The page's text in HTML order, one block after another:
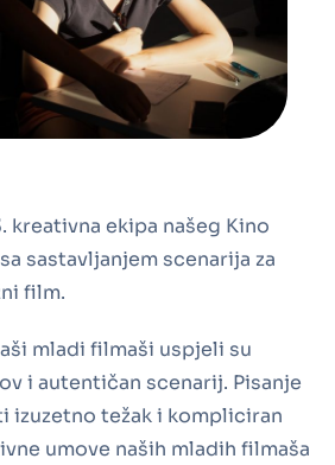
kreativna ekipa našeg Kino
sastavljanjem scenarija za
film.
mladi filmaši uspjeli su
i autentičan scenarij. Pisanje
izuzetno težak i kompliciran
umove naših mladih filmaša